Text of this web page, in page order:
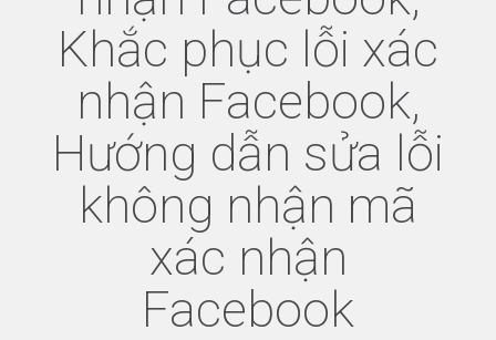
Khắc phục lỗi xác
nhận Facebook,
Hướng dẫn sửa lỗi
không nhận mã
xác nhận
Facebook